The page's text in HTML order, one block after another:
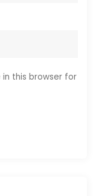
this browser for